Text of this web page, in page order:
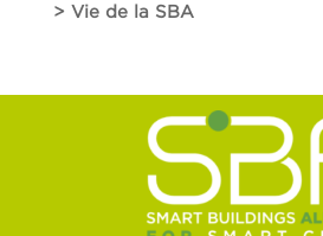
> Vie de la SBA